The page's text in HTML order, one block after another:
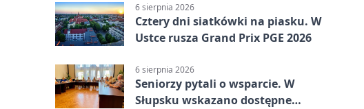
6 sierpnia 2026
Cztery dni siatkówki na piasku. W
Ustce rusza Grand Prix PGE 2026
6 sierpnia 2026
Seniorzy pytali o wsparcie. W
Słupsku wskazano dostępne